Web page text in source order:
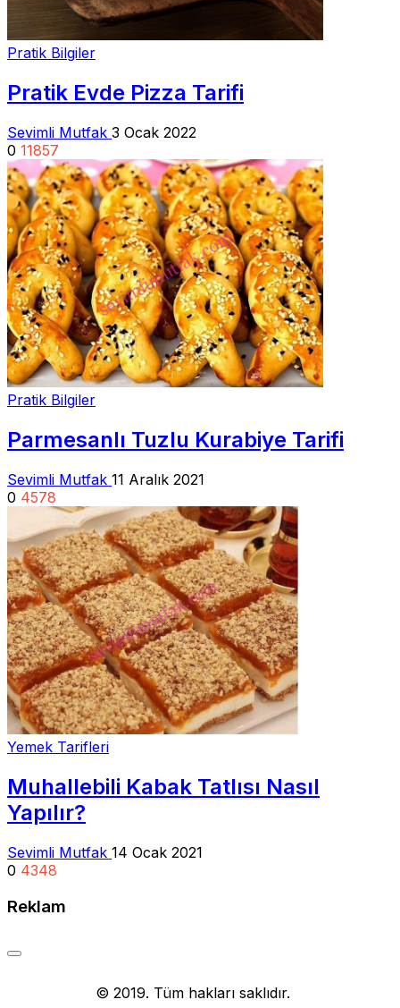
Pratik Bilgiler
Pratik Evde Pizza Tarifi
Sevimli Mutfak 3 Ocak 2022
0 11857
Pratik Bilgiler
Parmesanlı Tuzlu Kurabiye Tarifi
Sevimli Mutfak 11 Aralık 2021
0 4578
Yemek Tarifleri
Muhallebili Kabak Tatlısı Nasıl
Yapılır?
Sevimli Mutfak 14 Ocak 2021
0 4348
Reklam
© 2019. Tüm hakları saklıdır.